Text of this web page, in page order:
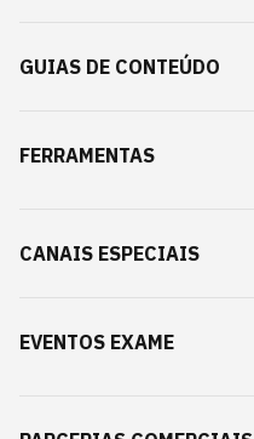
GUIAS DE CONTEÚDO
FERRAMENTAS
CANAIS ESPECIAIS
EVENTOS EXAME